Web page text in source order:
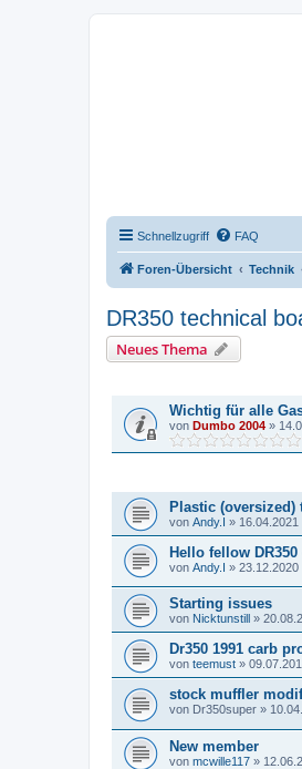
Schnellzugriff FAQ
Foren-Übersicht Technik
DR350 technical
Neues Thema
Wichtig für alle
von Dumbo 2004 »
Plastic (oversized)
von Andy.I » 16.04.2021
Hello fellow
von Andy.I » 23.12.2020
Starting issues
von Nicktunstill »
Dr350 1991 carb
von teemust »
stock muffler
von Dr350super »
New member
von mcwille117 »